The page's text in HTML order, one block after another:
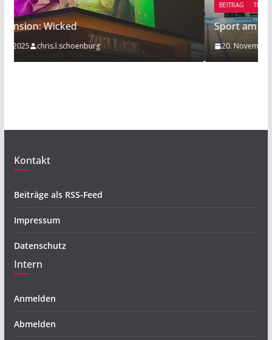
BEITRAG TIPP
Sport am Rande: Radball
20. November 2019 Mathies Koelzer
Kontakt
Beiträge als RSS-Feed
Impressum
Datenschutz
Intern
Anmelden
Abmelden